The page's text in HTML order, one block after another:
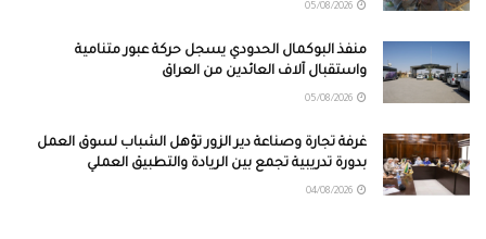
منفذ البوكمال الحدودي يسجل حركة عبور متنامية
واستقبال آلاف العائدين من العراق
غرفة تجارة وصناعة دير الزور تؤهل الشباب لسوق العمل
بدورة تدريبية تجمع بين الريادة والتطبيق العملي